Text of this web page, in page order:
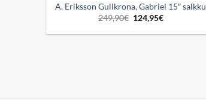
A. Eriksson Gullkrona, Gabriel 15″ salkku
249,90€ Alkuperäinen
hinta
oli:
124,95€Nykyinen
on: